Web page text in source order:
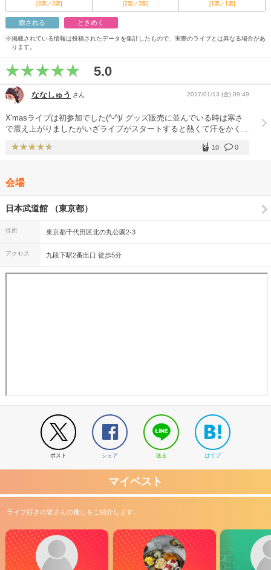
[3票／3票] [2票／3票] [1票／1票]
癒される ときめく
※掲載されている情報は投稿されたデータを集計したもので、実際のライブとは異なる場合があ
ります。
5.0
ななしゅう さん 2017/01/13 (金) 09:49
X'masライブは初参加でした(^-^)/ グッズ販売に並んでいる時は寒さ
で震え上がりましたがいざライブがスタートすると熱くて汗をかくほ
ありましたが今はバースデーライブが待ち遠しいです。
0
10
会場
日本武道館 （東京都）
住所 東京都千代田区北の丸公園2-3
アクセス 九段下駅2番出口 徒歩5分
ポスト シェア 送る はてブ
マイベスト
ライブ好きの皆さんの推しをご紹介します。